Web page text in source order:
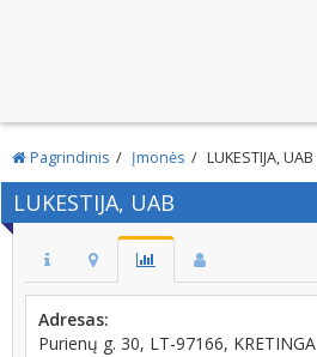
Pagrindinis Įmonės LUKESTIJA, UAB
LUKESTIJA, UAB
Adresas:
Purienų g. 30, LT-97166, KRETINGA